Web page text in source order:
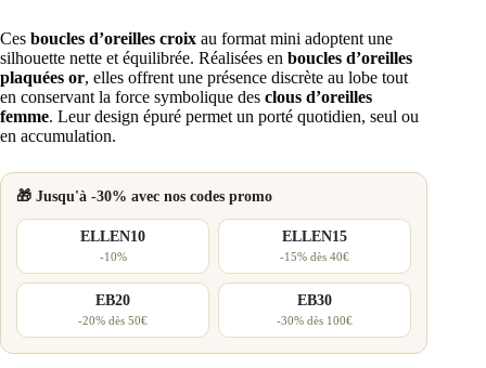
Ces boucles d’oreilles croix au format mini adoptent une
silhouette nette et équilibrée. Réalisées en boucles d’oreilles
plaquées or, elles offrent une présence discrète au lobe tout
en conservant la force symbolique des clous d’oreilles
femme. Leur design épuré permet un porté quotidien, seul ou
en accumulation.
🎁 Jusqu'à -30% avec nos codes promo
ELLEN10
-10%
ELLEN15
-15% dès 40€
EB20
-20% dès 50€
EB30
-30% dès 100€